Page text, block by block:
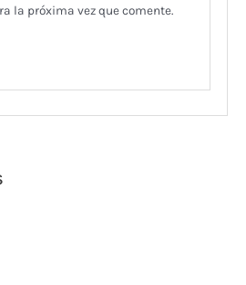
la próxima vez que comente.